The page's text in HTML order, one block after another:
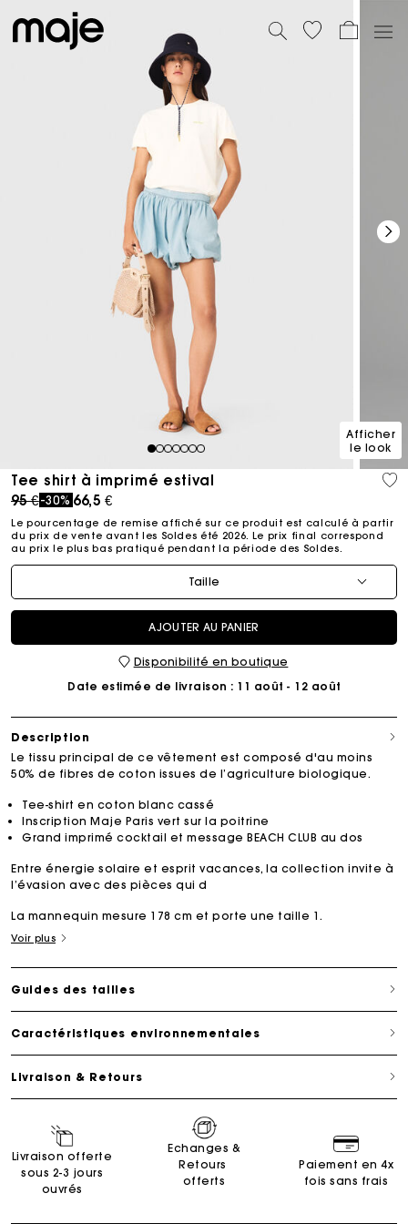
1234567
Afficher
le look
Tee shirt à imprimé estival
Price reduced from
95 €to
-30% 66,5 €
Le pourcentage de remise affiché sur ce produit est calculé à partir
du prix de vente avant les Soldes été 2026. Le prix final correspond
au prix le plus bas pratiqué pendant la période des Soldes.​
Taille
AJOUTER AU PANIER
Disponibilité en boutique
Date estimée de livraison : 11 août - 12 août
Description
Le tissu principal de ce vêtement est composé d'au moins
50% de fibres de coton issues de l’agriculture biologique.
Tee-shirt en coton blanc cassé
Inscription Maje Paris vert sur la poitrine
Grand imprimé cocktail et message BEACH CLUB au dos
Entre énergie solaire et esprit vacances, la collection invite à
l’évasion avec des pièces qui d
La mannequin mesure 178 cm et porte une taille 1.
Voir plus
Guides des tailles
Caractéristiques environnementales
Livraison & Retours
Livraison offerte
sous 2-3 jours
ouvrés
Echanges &
Retours
offerts
Paiement en 4x
fois sans frais